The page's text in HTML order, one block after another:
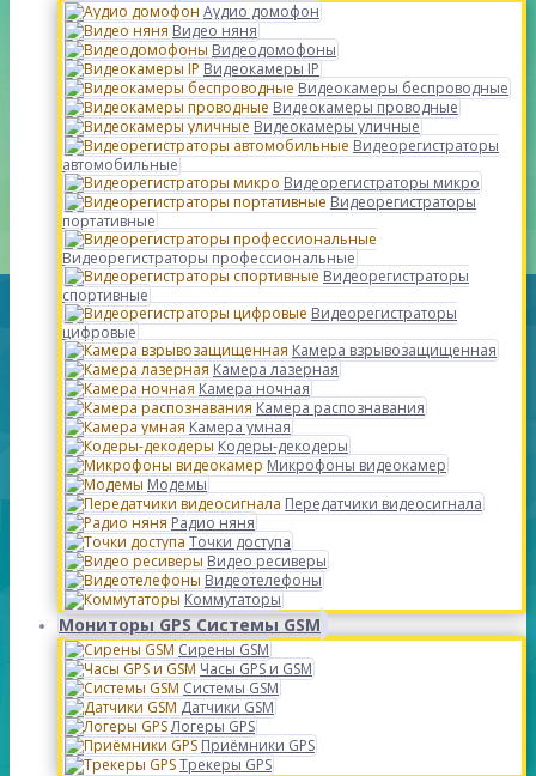
Аудио домофон
Видео няня
Видеодомофоны
Видеокамеры IP
Видеокамеры беспроводные
Видеокамеры проводные
Видеокамеры уличные
Видеорегистраторы
автомобильные
Видеорегистраторы микро
Видеорегистраторы
портативные
Видеорегистраторы профессиональные
Видеорегистраторы
спортивные
Видеорегистраторы
цифровые
Камера взрывозащищенная
Камера лазерная
Камера ночная
Камера распознавания
Камера умная
Кодеры-декодеры
Микрофоны видеокамер
Модемы
Передатчики видеосигнала
Радио няня
Точки доступа
Видео ресиверы
Видеотелефоны
Коммутаторы
Мониторы GPS Системы GSM
Сирены GSM
Часы GPS и GSM
Системы GSM
Датчики GSM
Логеры GPS
Приёмники GPS
Трекеры GPS